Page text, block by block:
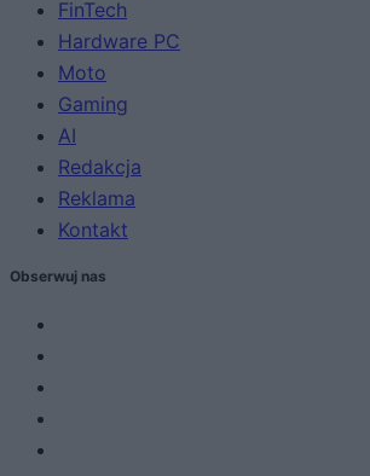
FinTech
Hardware PC
Moto
Gaming
AI
Redakcja
Reklama
Kontakt
Obserwuj nas